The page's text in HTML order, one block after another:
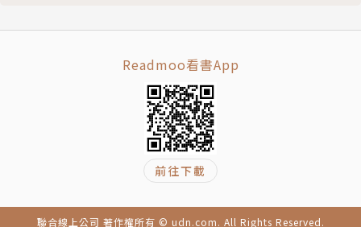
話或寫作，都能奠定紮實的基礎。
Readmoo看書App
前往下載
聯合線上公司 著作權所有 © udn.com. All Rights Reserved.